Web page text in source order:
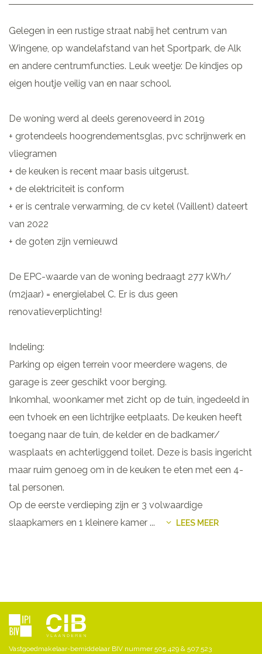
Gelegen in een rustige straat nabij het centrum van
Wingene, op wandelafstand van het Sportpark, de Alk
en andere centrumfuncties. Leuk weetje: De kindjes op
eigen houtje veilig van en naar school.
De woning werd al deels gerenoveerd in 2019
+ grotendeels hoogrendementsglas, pvc schrijnwerk en
vliegramen
+ de keuken is recent maar basis uitgerust.
+ de elektriciteit is conform
+ er is centrale verwarming, de cv ketel (Vaillent) dateert
van 2022
+ de goten zijn vernieuwd
De EPC-waarde van de woning bedraagt 277 kWh/
(m2jaar) = energielabel C. Er is dus geen
renovatieverplichting!
Indeling:
Parking op eigen terrein voor meerdere wagens, de
garage is zeer geschikt voor berging.
Inkomhal, woonkamer met zicht op de tuin, ingedeeld in
een tvhoek en een lichtrijke eetplaats. De keuken heeft
toegang naar de tuin, de kelder en de badkamer/
wasplaats en achterliggend toilet. Deze is basis ingericht
maar ruim genoeg om in de keuken te eten met een 4-
tal personen.
Op de eerste verdieping zijn er 3 volwaardige
slaapkamers en 1 kleinere kamer ... LEES MEER
Vastgoedmakelaar-bemiddelaar BIV nummer 505 429 & 507 523